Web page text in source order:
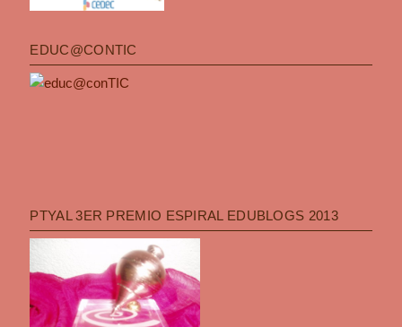
EDUC@CONTIC
PTYAL 3ER PREMIO ESPIRAL EDUBLOGS 2013